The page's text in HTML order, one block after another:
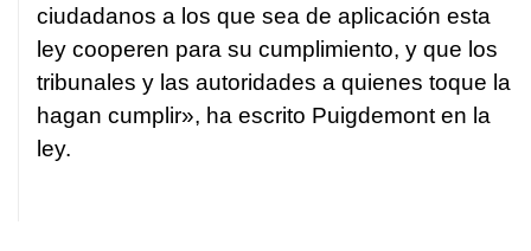
ciudadanos a los que sea de aplicación esta
ley cooperen para su cumplimiento, y que los
tribunales y las autoridades a quienes toque la
hagan cumplir», ha escrito Puigdemont en la
ley.